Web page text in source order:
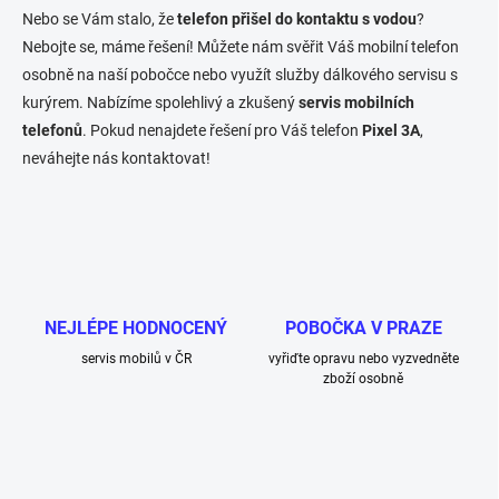
r
v
k
y
v
ý
Nebo se Vám stalo, žetelefon přišel do kontaktu s vodou?
Nebojte se, máme řešení! Můžete nám svěřit Váš mobilní telefon
osobně na naší pobočce nebo využít služby dálkového servisu s
kurýrem. Nabízíme spolehlivý a zkušenýservis mobilních
telefonů. Pokud nenajdete řešení pro Váš telefon Pixel 3A,
neváhejte nás kontaktovat!
NEJLÉPE HODNOCENÝ
servis mobilů v ČR
POBOČKA V PRAZE
vyřiďte opravu nebo vyzvedněte
zboží osobně